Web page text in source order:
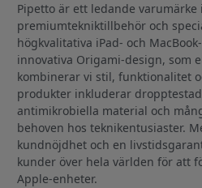
Pipetto är ett ledande varumärke
premiumtekniktillbehör och
högkvalitativa iPad- och
innovativa Origami-design, som
kombinerar vi stil, funktionalitet
produkter inkluderar
antimikrobiella material och
behoven hos teknikentusiaster.
kundnöjdhet och en
kunder över hela världen för att
Apple-enheter.